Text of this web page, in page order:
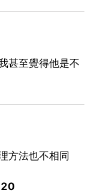
甚至覺得他是不
方法也不相同
20